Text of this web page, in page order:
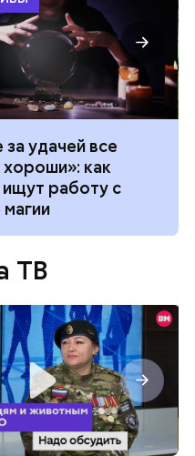
за удачей все
как
ищут работу с
ТВ